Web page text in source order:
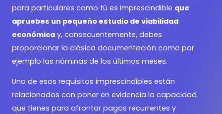
para particulares como tú es imprescindible que
apruebes un pequeño estudio de viabilidad
económica y, consecuentemente, debes
proporcionar la clásica documentación como por
ejemplo las nóminas de los últimos meses.
Uno de esos requisitos imprescindibles están
relacionados con poner en evidencia la capacidad
que tienes para afrontar pagos recurrentes y